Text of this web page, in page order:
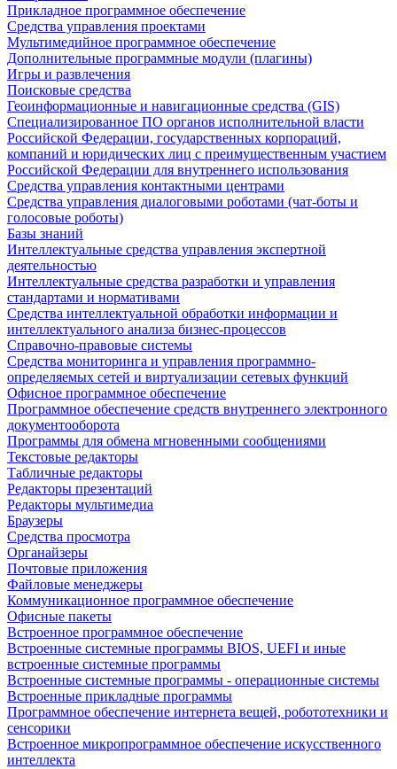
Прикладное программное обеспечение
Средства управления проектами
Мультимедийное программное обеспечение
Дополнительные программные модули (плагины)
Игры и развлечения
Поисковые средства
Геоинформационные и навигационные средства (GIS)
Специализированное ПО органов исполнительной власти
Российской Федерации, государственных корпораций,
компаний и юридических лиц с преимущественным участием
Российской Федерации для внутреннего использования
Средства управления контактными центрами
Средства управления диалоговыми роботами (чат-боты и
голосовые роботы)
Базы знаний
Интеллектуальные средства управления экспертной
деятельностью
Интеллектуальные средства разработки и управления
стандартами и нормативами
Средства интеллектуальной обработки информации и
интеллектуального анализа бизнес-процессов
Справочно-правовые системы
Средства мониторинга и управления программно-
определяемых сетей и виртуализации сетевых функций
Офисное программное обеспечение
Программное обеспечение средств внутреннего электронного
документооборота
Программы для обмена мгновенными сообщениями
Текстовые редакторы
Табличные редакторы
Редакторы презентаций
Редакторы мультимедиа
Браузеры
Средства просмотра
Органайзеры
Почтовые приложения
Файловые менеджеры
Коммуникационное программное обеспечение
Офисные пакеты
Встроенное программное обеспечение
Встроенные системные программы BIOS, UEFI и иные
встроенные системные программы
Встроенные системные программы - операционные системы
Встроенные прикладные программы
Программное обеспечение интернета вещей, робототехники и
сенсорики
Встроенное микропрограммное обеспечение искусственного
интеллекта